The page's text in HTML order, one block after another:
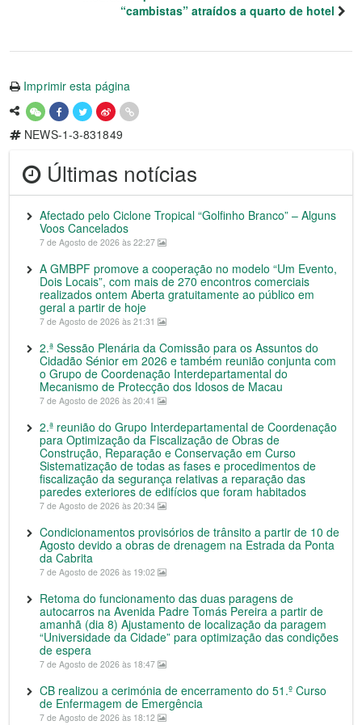
“cambistas” atraídos a quarto de hotel
Imprimir esta página
NEWS-1-3-831849
Últimas notícias
Afectado pelo Ciclone Tropical “Golfinho Branco” – Alguns
Voos Cancelados
7 de Agosto de 2026 às 22:27
A GMBPF promove a cooperação no modelo “Um Evento,
Dois Locais”, com mais de 270 encontros comerciais
realizados ontem Aberta gratuitamente ao público em
geral a partir de hoje
7 de Agosto de 2026 às 21:31
2.ª Sessão Plenária da Comissão para os Assuntos do
Cidadão Sénior em 2026 e também reunião conjunta com
o Grupo de Coordenação Interdepartamental do
Mecanismo de Protecção dos Idosos de Macau
7 de Agosto de 2026 às 20:41
2.ª reunião do Grupo Interdepartamental de Coordenação
para Optimização da Fiscalização de Obras de
Construção, Reparação e Conservação em Curso
Sistematização de todas as fases e procedimentos de
fiscalização da segurança relativas a reparação das
paredes exteriores de edifícios que foram habitados
7 de Agosto de 2026 às 20:34
Condicionamentos provisórios de trânsito a partir de 10 de
Agosto devido a obras de drenagem na Estrada da Ponta
da Cabrita
7 de Agosto de 2026 às 19:02
Retoma do funcionamento das duas paragens de
autocarros na Avenida Padre Tomás Pereira a partir de
amanhã (dia 8) Ajustamento de localização da paragem
“Universidade da Cidade” para optimização das condições
de espera
7 de Agosto de 2026 às 18:47
CB realizou a cerimónia de encerramento do 51.º Curso
de Enfermagem de Emergência
7 de Agosto de 2026 às 18:12